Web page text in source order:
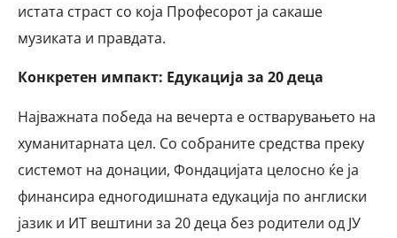
истата страст со која Професорот ја сакаше
музиката и правдата.
Конкретен импакт: Едукација за 20 деца
Најважната победа на вечерта е остварувањето на
хуманитарната цел. Со собраните средства преку
системот на донации, Фондацијата целосно ќе ја
финансира едногодишната едукација по англиски
јазик и ИТ вештини за 20 деца без родители од ЈУ